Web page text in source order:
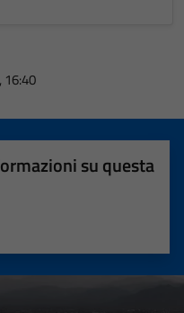
su questa
5